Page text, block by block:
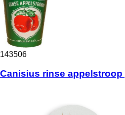
143506
Canisius rinse appelstroop